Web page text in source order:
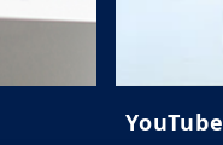
YouTube